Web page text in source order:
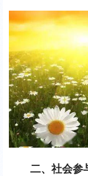
二、社会参